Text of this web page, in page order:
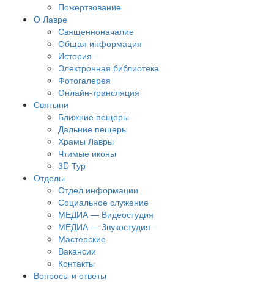
Пожертвование
О Лавре
Священноначалие
Общая информация
История
Электронная библиотека
Фотогалерея
Онлайн-трансляция
Святыни
Ближние пещеры
Дальние пещеры
Храмы Лавры
Чтимые иконы
3D Тур
Отделы
Отдел информации
Социальное служение
МЕДИА — Видеостудия
МЕДИА — Звукостудия
Мастерские
Вакансии
Контакты
Вопросы и ответы